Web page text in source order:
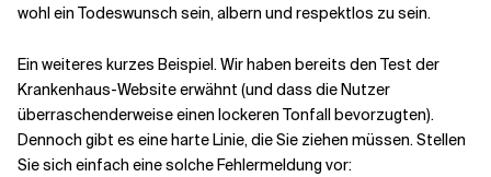
wohl ein Todeswunsch sein, albern und respektlos zu sein.
Ein weiteres kurzes Beispiel. Wir haben bereits den Test der
Krankenhaus-Website erwähnt (und dass die Nutzer
überraschenderweise einen lockeren Tonfall bevorzugten).
Dennoch gibt es eine harte Linie, die Sie ziehen müssen. Stellen
Sie sich einfach eine solche Fehlermeldung vor: